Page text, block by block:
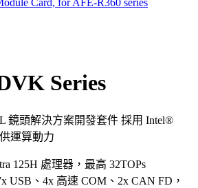
Series
鏡頭解決方案開發套件 採用 Intel®
運算動力
125H 處理器，最高 32TOPs
USB、4x 高速 COM、2x CAN FD，